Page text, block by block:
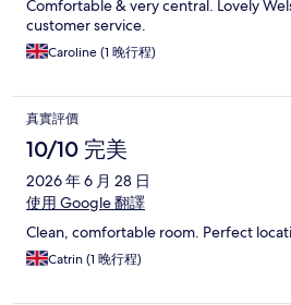
Comfortable & very central. Lovely
customer service.
Caroline (1 晚行程)
真實評價
10/10 完美
2026 年 6 月 28 日
使用 Google 翻譯
Clean, comfortable room. Perfect
Catrin (1 晚行程)